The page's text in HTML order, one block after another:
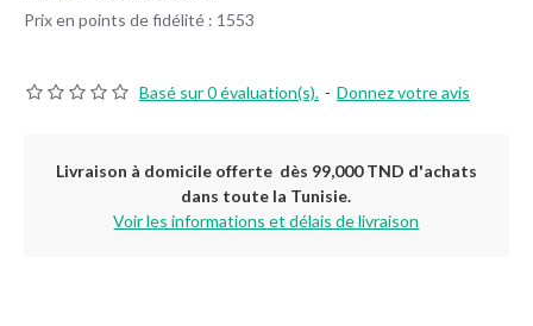
Basé sur 0 évaluation(s). - Donnez votre avis
Prix en points de fidélité : 1553
Livraison à domicile offerte dès 99,000 TND d'achats
dans toute la Tunisie.
Voir les informations et délais de livraison